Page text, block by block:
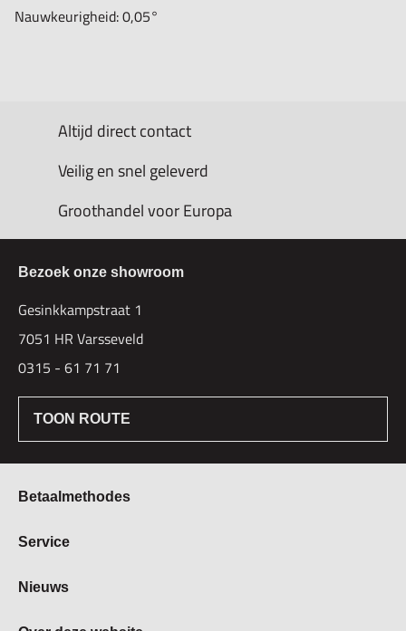
Nauwkeurigheid: 0,05°
Altijd direct contact
Veilig en snel geleverd
Groothandel voor Europa
Bezoek onze showroom
Gesinkkampstraat 1
7051 HR Varsseveld
0315 - 61 71 71
TOON ROUTE
Betaalmethodes
Bestellen & Betalen
Contract herroepen
Levertijden
Service
Over Hogetex
Nieuws
Beurzen